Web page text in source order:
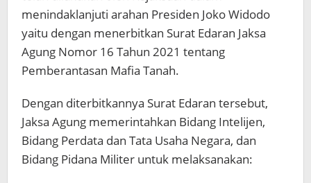
menindaklanjuti arahan Presiden Joko Widodo
yaitu dengan menerbitkan Surat Edaran Jaksa
Agung Nomor 16 Tahun 2021 tentang
Pemberantasan Mafia Tanah.
Dengan diterbitkannya Surat Edaran tersebut,
Jaksa Agung memerintahkan Bidang Intelijen,
Bidang Perdata dan Tata Usaha Negara, dan
Bidang Pidana Militer untuk melaksanakan: